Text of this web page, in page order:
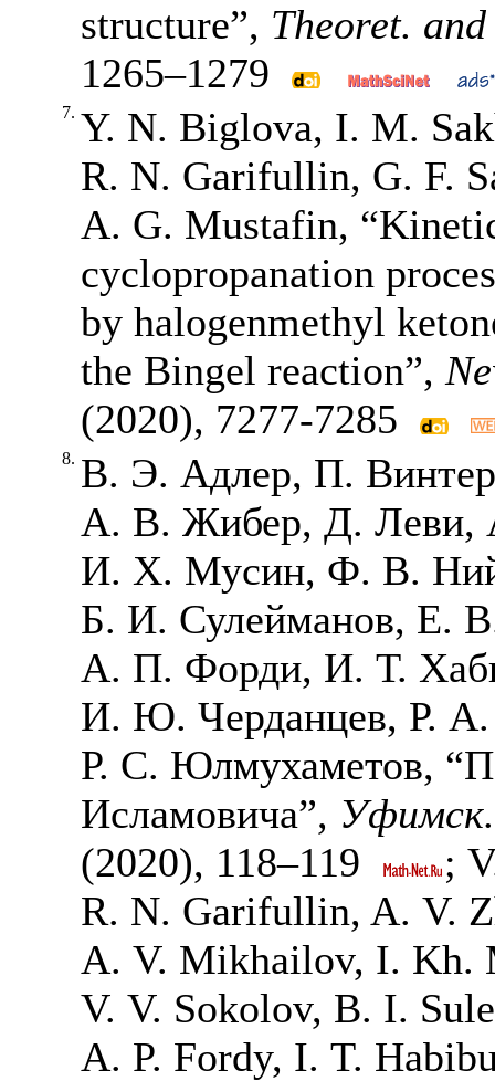
structure”, Theoret.
1265–1279
7. Y. N. Biglova, I. M.
R. N. Garifullin, G. F.
A. G. Mustafin,
cyclopropanation
by halogenmethyl
the Bingel reaction”,
(2020), 7277-7285
8. В. Э. Адлер, П.
А. В. Жибер, Д. Леви,
И. Х. Мусин, Ф. В.
Б. И. Сулейманов, Е.
А. П. Форди, И. Т.
И. Ю. Черданцев, Р.
Р. С. Юлмухаметов,
Исламовича”,
(2020), 118–119
;
R. N. Garifullin, A. V.
A. V. Mikhailov, I. Kh.
V. V. Sokolov, B. I.
A. P. Fordy, I. T.